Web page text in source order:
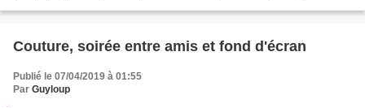
Couture, soirée entre amis et fond d'écran
Publié le 07/04/2019 à 01:55
Par Guyloup